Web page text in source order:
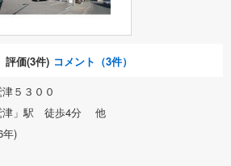
評価(3件) コメント（3件）
５３００
津」駅 徒歩4分 他
年)